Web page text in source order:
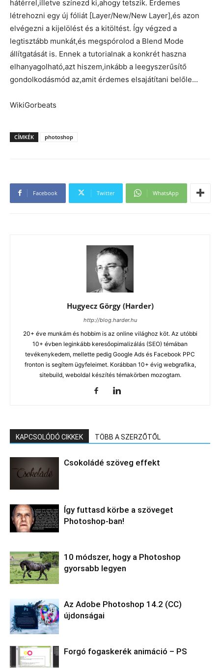
hátérrel,illetve színezd ki,ahogy tetszik. Érdemes
létrehozni egy új fóliát [Layer/New/New Layer],és azon
elvégezni a kijelölést és a kitöltést. Így végzed a
legtisztább munkát,és megspórolod a Blend Mode
állítgatását is. Ennek a tutorialnak a konkrét haszna
elhanyagolható,azt hiszem,inkább a leegyszerűsítő
gondolkodásmód az,amit érdemes elsajátítani belőle…
WikiGorbeats
CÍMKÉK photoshop
Facebook Twitter WhatsApp
Hugyecz Görgy (Harder)
http://blog.harder.hu
20+ éve munkám és hobbim is az online világhoz köt. Az utóbbi
10+ évben leginkább keresőopimalizálás (SEO) témában
tevékenykedem, mellette pedig Google Ads és Facebook PPC
fronton is segítem ügyfeleimet. Korábban 10+ évig webgrafika,
sitebuild, weboldal készítés témakörben mozogtam.
KAPCSOLÓDÓ CIKKEK TÖBB A SZERZŐTŐL
Csokoládé szöveg effekt
Így futtasd körbe a szöveget
Photoshop-ban!
10 módszer, hogy a Photoshop
gyorsabb legyen
Az Adobe Photoshop 14.2 (CC)
újdonságai
Forgó fogaskerék animáció – PS